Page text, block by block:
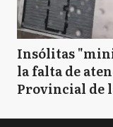
Insólitas
la falta de
Provincial de